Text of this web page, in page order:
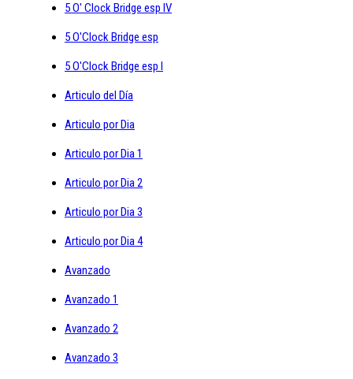
5 O' Clock Bridge esp IV
5 O'Clock Bridge esp
5 O'Clock Bridge esp I
Articulo del Día
Articulo por Dia
Articulo por Dia 1
Articulo por Dia 2
Articulo por Dia 3
Articulo por Dia 4
Avanzado
Avanzado 1
Avanzado 2
Avanzado 3